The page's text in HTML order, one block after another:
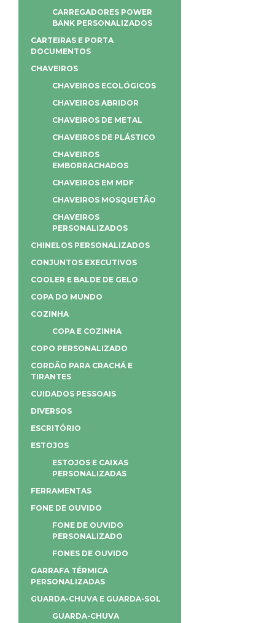
CARREGADORES POWER
BANK PERSONALIZADOS
CARTEIRAS E PORTA
DOCUMENTOS
CHAVEIROS
CHAVEIROS ECOLÓGICOS
CHAVEIROS ABRIDOR
CHAVEIROS DE METAL
CHAVEIROS DE PLÁSTICO
CHAVEIROS
EMBORRACHADOS
CHAVEIROS EM MDF
CHAVEIROS MOSQUETÃO
CHAVEIROS
PERSONALIZADOS
CHINELOS PERSONALIZADOS
CONJUNTOS EXECUTIVOS
COOLER E BALDE DE GELO
COPA DO MUNDO
COZINHA
COPA E COZINHA
COPO PERSONALIZADO
CORDÃO PARA CRACHÁ E
TIRANTES
CUIDADOS PESSOAIS
DIVERSOS
ESCRITÓRIO
ESTOJOS
ESTOJOS E CAIXAS
PERSONALIZADAS
FERRAMENTAS
FONE DE OUVIDO
FONE DE OUVIDO
PERSONALIZADO
FONES DE OUVIDO
GARRAFA TÉRMICA
PERSONALIZADAS
GUARDA-CHUVA E GUARDA-SOL
GUARDA-CHUVA